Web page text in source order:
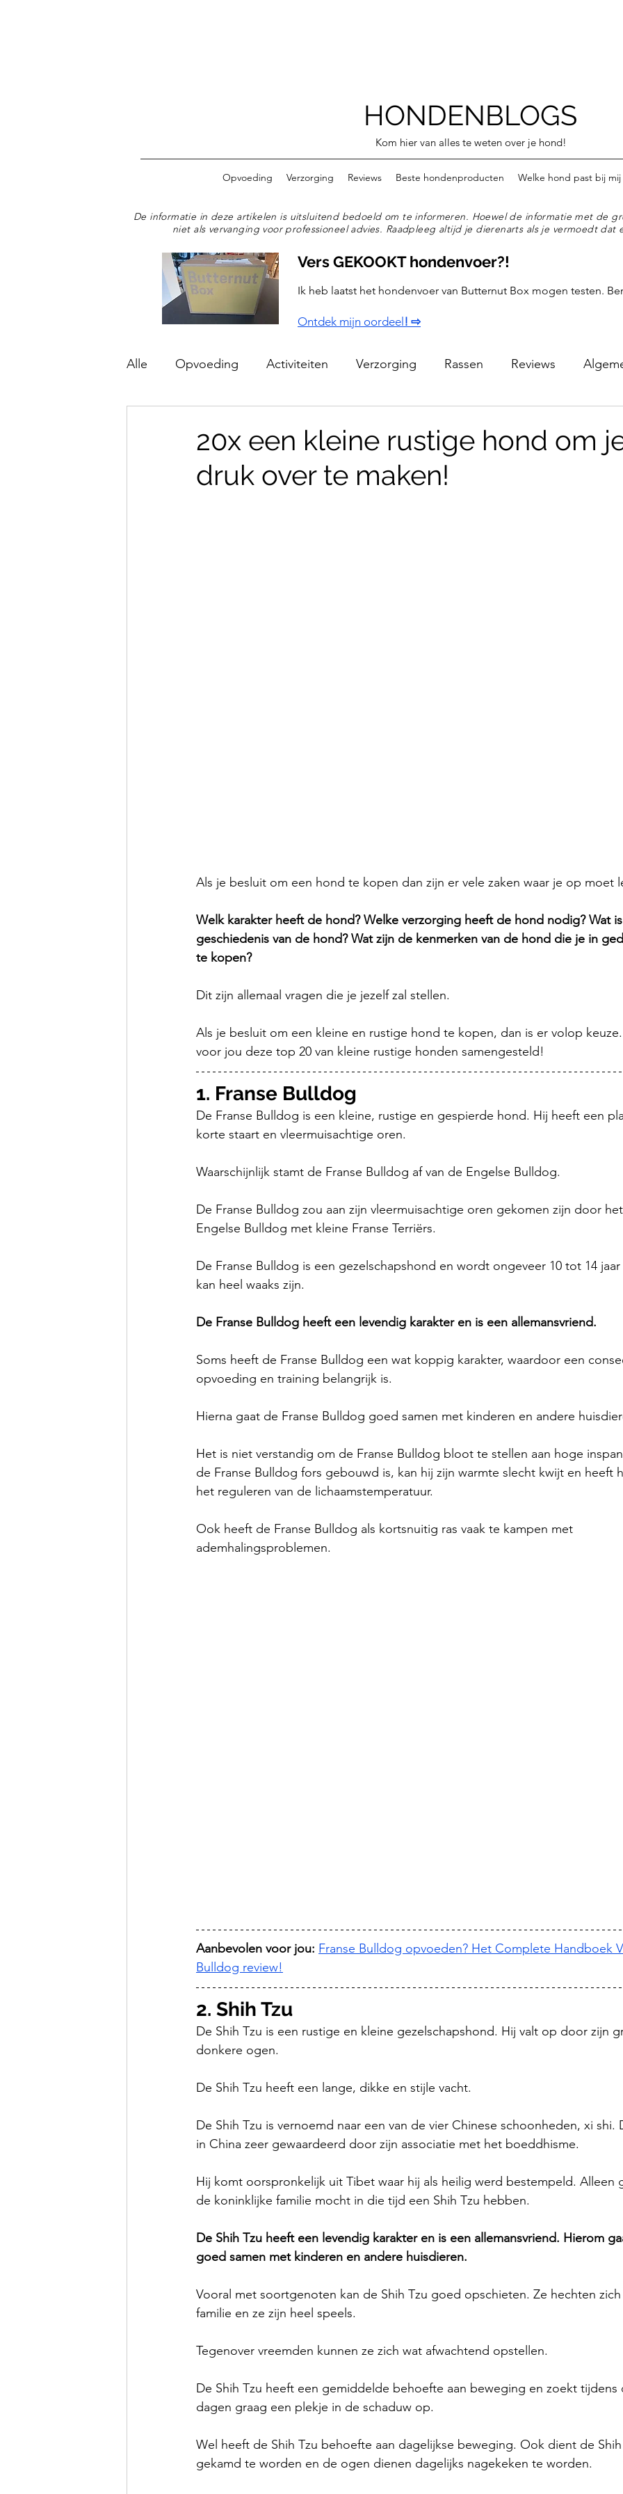
HONDENBLOGS
Kom hier van alles te weten over je hond!
Opvoeding Verzorging Reviews Beste hondenproducten Welke hond past bij mij
De informatie in deze artikelen is uitsluitend bedoeld om te informeren. Hoewel de informatie met de
niet als vervanging voor professioneel advies. Raadpleeg altijd je dierenarts als je vermoedt dat
Vers GEKOOKT hondenvoer?!
Ik heb laatst het hondenvoer van Butternut Box mogen testen.
Ontdek mijn oordeel ! ⇨
Alle Opvoeding Activiteiten Verzorging Rassen Reviews
20x een kleine rustige hond om
druk over te maken!
Als je besluit om een hond te kopen dan zijn er vele zaken waar je op moet
Welk karakter heeft de hond? Welke verzorging heeft de hond nodig? Wat
geschiedenis van de hond? Wat zijn de kenmerken van de hond die je in
te kopen?
Dit zijn allemaal vragen die je jezelf zal stellen.
Als je besluit om een kleine en rustige hond te kopen, dan is er volop
voor jou deze top 20 van kleine rustige honden samengesteld!
1. Franse Bulldog
De Franse Bulldog is een kleine, rustige en gespierde hond. Hij heeft een
korte staart en vleermuisachtige oren.
Waarschijnlijk stamt de Franse Bulldog af van de Engelse Bulldog.
De Franse Bulldog zou aan zijn vleermuisachtige oren gekomen zijn door
Engelse Bulldog met kleine Franse Terriërs.
De Franse Bulldog is een gezelschapshond en wordt ongeveer 10 tot 14
kan heel waaks zijn.
De Franse Bulldog heeft een levendig karakter en is een allemansvriend.
Soms heeft de Franse Bulldog een wat koppig karakter, waardoor een
opvoeding en training belangrijk is.
Hierna gaat de Franse Bulldog goed samen met kinderen en andere
Het is niet verstandig om de Franse Bulldog bloot te stellen aan hoge
de Franse Bulldog fors gebouwd is, kan hij zijn warmte slecht kwijt en heeft
het reguleren van de lichaamstemperatuur.
Ook heeft de Franse Bulldog als kortsnuitig ras vaak te kampen met
ademhalingsproblemen.
Aanbevolen voor jou: Franse Bulldog opvoeden? Het Complete Handboek
Bulldog review!
2. Shih Tzu
De Shih Tzu is een rustige en kleine gezelschapshond. Hij valt op door zijn
donkere ogen.
De Shih Tzu heeft een lange, dikke en stijle vacht.
De Shih Tzu is vernoemd naar een van de vier Chinese schoonheden, xi
in China zeer gewaardeerd door zijn associatie met het boeddhisme.
Hij komt oorspronkelijk uit Tibet waar hij als heilig werd bestempeld. Alleen
de koninklijke familie mocht in die tijd een Shih Tzu hebben.
De Shih Tzu heeft een levendig karakter en is een allemansvriend. Hierom
goed samen met kinderen en andere huisdieren.
Vooral met soortgenoten kan de Shih Tzu goed opschieten. Ze hechten
familie en ze zijn heel speels.
Tegenover vreemden kunnen ze zich wat afwachtend opstellen.
De Shih Tzu heeft een gemiddelde behoefte aan beweging en zoekt tijdens
dagen graag een plekje in de schaduw op.
Wel heeft de Shih Tzu behoefte aan dagelijkse beweging. Ook dient de
gekamd te worden en de ogen dienen dagelijks nagekeken te worden.